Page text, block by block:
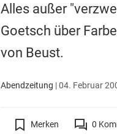
Alles außer
Goetsch über
von Beust.
Abendzeitung |04. Februar
Merken 0